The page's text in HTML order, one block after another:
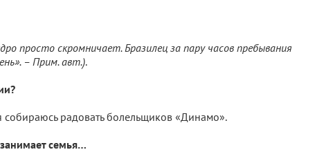
просто скромничает. Бразилец за пару часов пребывания
– Прим. авт.).
радовать болельщиков «Динамо».
семья…